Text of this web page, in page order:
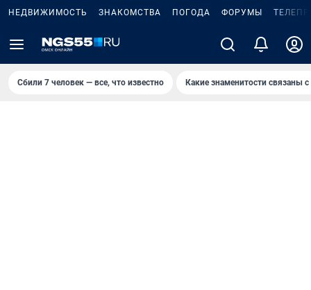
НЕДВИЖИМОСТЬ ЗНАКОМСТВА ПОГОДА ФОРУМЫ
Сбили 7 человек — все, что известно Какие знаменитости связаны